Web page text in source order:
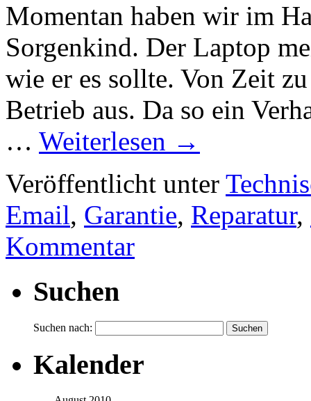
Momentan haben wir im
Sorgenkind. Der Laptop
wie er es sollte. Von Zeit
Betrieb aus. Da so ein
… Weiterlesen →
Veröffentlicht unter
Email, Garantie, Reparatur,
Kommentar
Suchen
Suchen nach:
Kalender